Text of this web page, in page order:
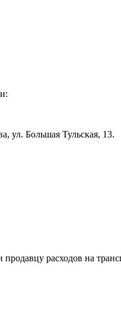
ул. Большая Тульская, 13.
расходов на